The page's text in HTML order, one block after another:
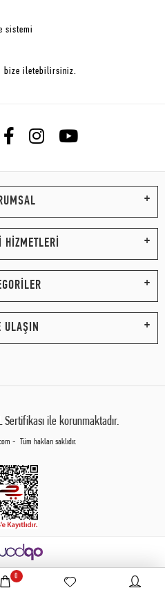
sistemi
bize iletebilirsiniz.
HİZMETLERİ
ULAŞIN
Sertifikası ile korunmaktadır.
- Tüm hakları saklıdır.
0